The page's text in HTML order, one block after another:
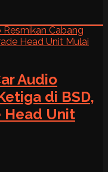
Audio
di BSD,
Head Unit